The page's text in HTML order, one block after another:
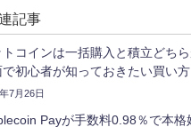
記事
トコインは一括購入と積立どち
で初心者が知っておきたい買い方
7月26日
Payが手数料0.98％で本格